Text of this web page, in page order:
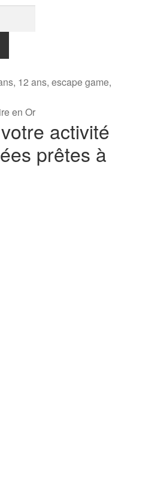
, 12 ans, escape game,
en Or
activité
prêtes à